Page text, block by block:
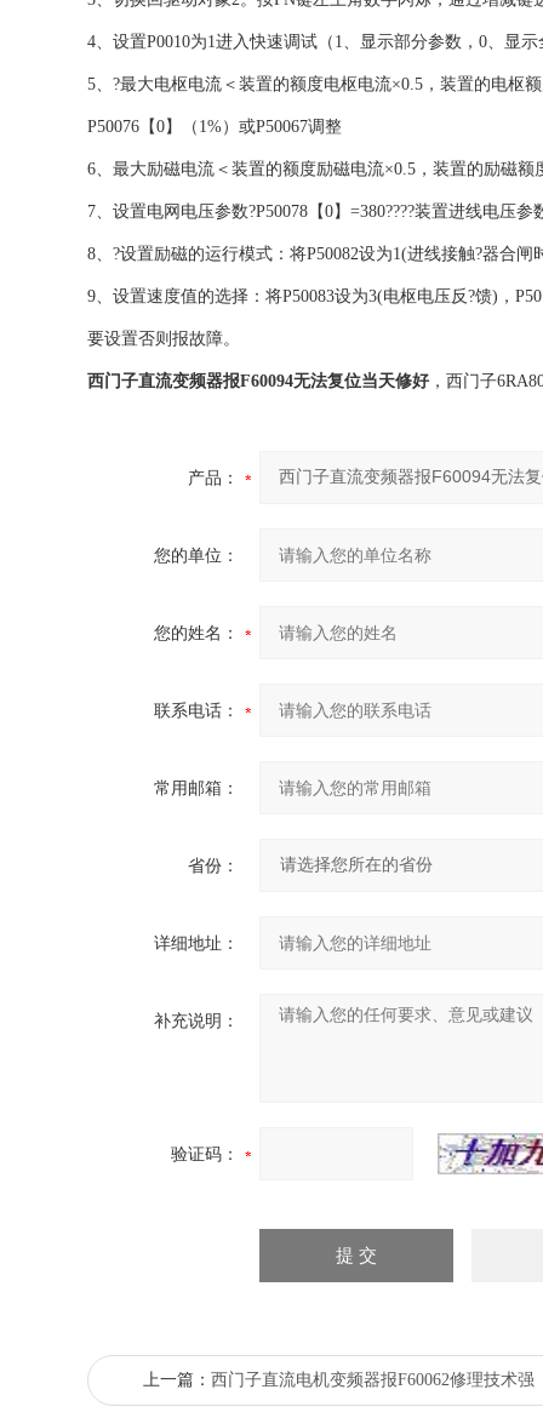
4、设置P0010为1进入快速调试（1、显示部分参数，0、显
5、?最大电枢电流＜装置的额度电枢电流×0.5，装置的电枢
P50076【0】（1%）或P50067调整
6、最大励磁电流＜装置的额度励磁电流×0.5，装置的励磁
7、设置电网电压参数?P50078【0】=380????装置进线电压
8、?设置励磁的运行模式：将P50082设为1(进线接触?器合闸
9、设置速度值的选择：将P50083设为3(电枢电压反?馈)，
要设置否则报故障。
西门子直流变频器报F60094无法复位当天修好 ，西门子
产品：
您的单位：
您的姓名：
联系电话：
常用邮箱：
省份：
详细地址：
补充说明：
验证码：
上一篇： 西门子直流电机变频器报F60062修理技术强